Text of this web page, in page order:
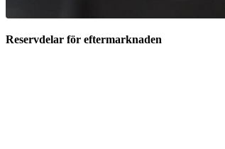
Reservdelar för eftermarknaden